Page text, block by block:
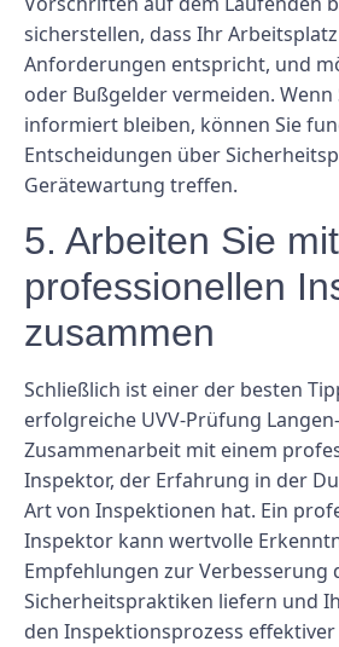
sicherstellen, dass Ihr
Anforderungen entspricht, und
oder Bußgelder vermeiden.
informiert bleiben, können Sie
Entscheidungen über
Gerätewartung treffen.
5. Arbeiten Sie
professionellen
zusammen
Schließlich ist einer der besten
erfolgreiche UVV-Prüfung
Zusammenarbeit mit einem
Inspektor, der Erfahrung in der
Art von Inspektionen hat. Ein
Inspektor kann wertvolle
Empfehlungen zur Verbesserung
Sicherheitspraktiken liefern und
den Inspektionsprozess